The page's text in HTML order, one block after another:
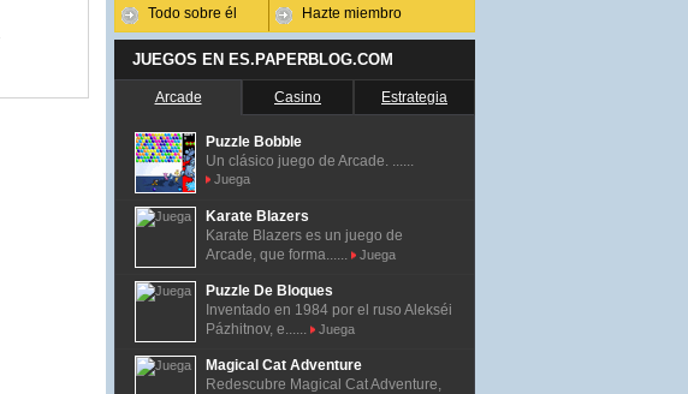
Todo sobre él Hazte miembro
JUEGOS EN ES.PAPERBLOG.COM
Arcade Casino Estrategia
Puzzle Bobble
Un clásico juego de Arcade. ......
Juega
Karate Blazers
Karate Blazers es un juego de
Arcade, que forma......
Juega
Puzzle De Bloques
Inventado en 1984 por el ruso Alekséi
Pázhitnov, e......
Juega
Magical Cat Adventure
Redescubre Magical Cat Adventure,